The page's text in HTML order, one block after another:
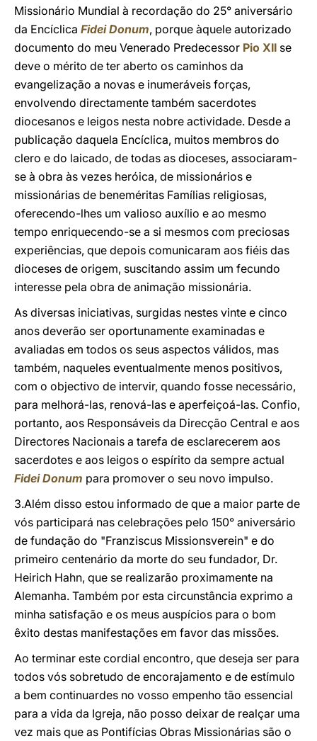
Missionário Mundial à recordação do 25° aniversário
da Encíclica Fidei Donum, porque àquele autorizado
documento do meu Venerado Predecessor Pio XII se
deve o mérito de ter aberto os caminhos da
evangelização a novas e inumeráveis forças,
envolvendo directamente também sacerdotes
diocesanos e leigos nesta nobre actividade. Desde a
publicação daquela Encíclica, muitos membros do
clero e do laicado, de todas as dioceses, associaram-
se à obra às vezes heróica, de missionários e
missionárias de beneméritas Famílias religiosas,
oferecendo-lhes um valioso auxílio e ao mesmo
tempo enriquecendo-se a si mesmos com preciosas
experiências, que depois comunicaram aos fiéis das
dioceses de origem, suscitando assim um fecundo
interesse pela obra de animação missionária.
As diversas iniciativas, surgidas nestes vinte e cinco
anos deverão ser oportunamente examinadas e
avaliadas em todos os seus aspectos válidos, mas
também, naqueles eventualmente menos positivos,
com o objectivo de intervir, quando fosse necessário,
para melhorá-las, renová-las e aperfeiçoá-las. Confio,
portanto, aos Responsáveis da Direcção Central e aos
Directores Nacionais a tarefa de esclarecerem aos
sacerdotes e aos leigos o espírito da sempre actual
Fidei Donum para promover o seu novo impulso.
3.Além disso estou informado de que a maior parte de
vós participará nas celebrações pelo 150° aniversário
de fundação do "Franziscus Missionsverein" e do
primeiro centenário da morte do seu fundador, Dr.
Heirich Hahn, que se realizarão proximamente na
Alemanha. Também por esta circunstância exprimo a
minha satisfação e os meus auspícios para o bom
êxito destas manifestações em favor das missões.
Ao terminar este cordial encontro, que deseja ser para
todos vós sobretudo de encorajamento e de estímulo
a bem continuardes no vosso empenho tão essencial
para a vida da Igreja, não posso deixar de realçar uma
vez mais que as Pontifícias Obras Missionárias são o